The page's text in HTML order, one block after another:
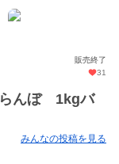
販売終了
31
らんぼ 1kgバ
みんなの投稿を見る